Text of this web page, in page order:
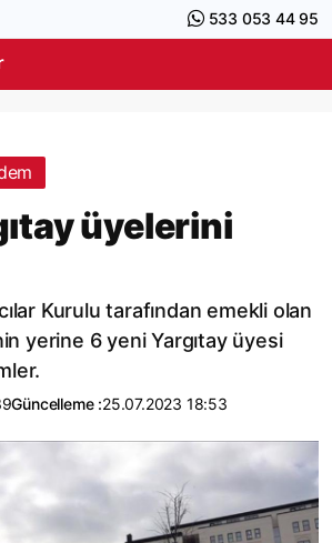
533 053 44 95
üyelerini
Kurulu tarafından emekli olan
yerine 6 yeni Yargıtay üyesi
Güncelleme :25.07.2023 18:53